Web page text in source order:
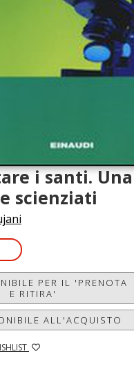
i santi.
scienziati
PER IL 'PRENOTA
E RITIRA'
ALL'ACQUISTO